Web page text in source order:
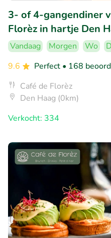
3- of 4-gangendiner
Florèz in hartje Den
Vandaag Morgen Wo
9.6
Perfect • 168
Café de Florèz
Den Haag (0km)
Verkocht: 334